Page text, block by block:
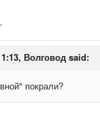
Волговод said:
покрали?